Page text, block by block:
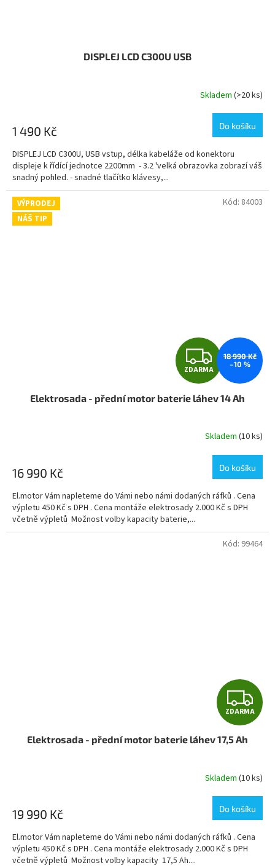
DISPLEJ LCD C300U USB
je
z
5
hvězdiček.
Skladem(>20 ks)
1 490 Kč Do košíku
DISPLEJ LCD C300U, USB vstup, délka kabeláže od konektoru
displeje k řídící jednotce 2200mm - 3.2 'velká obrazovka zobrazí váš
snadný pohled. - snadné tlačítko klávesy,...
VÝPRODEJ
NÁŠ TIP
Z
D
A
R
M
A
ZDARMA
18 990 Kč
–10 %
Elektrosada - přední motor baterie láhev 14 Ah
Skladem (10 ks)
16 990 Kč Do košíku
El.motor Vám napleteme do Vámi nebo námi dodaných ráfků . Cena
výpletu 450 Kč s DPH . Cena montáže elektrosady 2.000 Kč s DPH
včetně výpletů Možnost volby kapacity baterie,...
Kód: 84003
Z
D
R
M
A
ZDARMA
Elektrosada - přední motor baterie láhev 17,5 Ah
Skladem (10 ks)
19 990 Kč Do košíku
El.motor Vám napleteme do Vámi nebo námi dodaných ráfků . Cena
výpletu 450 Kč s DPH . Cena montáže elektrosady 2.000 Kč s DPH
včetně výpletů Možnost volby kapacity 17,5 Ah....
Kód: 99464